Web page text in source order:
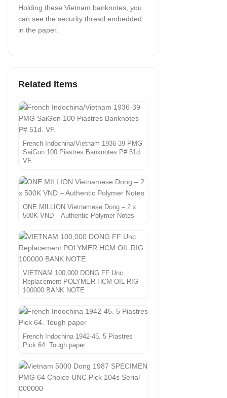
Holding these Vietnam banknotes, you
can see the security thread embedded
in the paper.
Related Items
French Indochina/Vietnam 1936-39 PMG
SaiGon 100 Piastres Banknotes P# 51d.
VF.
ONE MILLION Vietnamese Dong – 2 x
500K VND – Authentic Polymer Notes
VIETNAM 100,000 DONG FF Unc
Replacement POLYMER HCM OIL RIG
100000 BANK NOTE
French Indochina 1942-45. 5 Piastres
Pick 64. Tough paper